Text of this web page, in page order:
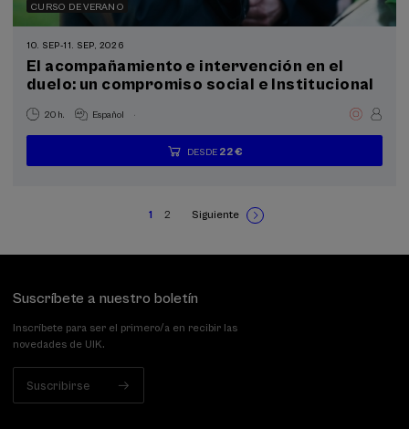
CURSO DE VERANO
10. SEP-11. SEP, 2026
El acompañamiento e intervención en el
duelo: un compromiso social e Institucional
20 h. Español .
...
DESDE 22 €
Últimas
plazas
Gratuito
Fecha
pasada
Lista
de
Plazo
de
Paginación
Página
1 Page
2
Siguiente
Siguiente
Suscríbete a nuestro boletín
Inscríbete para ser el primero/a en recibir las
novedades de UIK.
Suscribirse